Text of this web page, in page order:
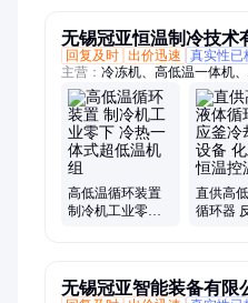
无锡冠亚恒温制冷技术
回复及时 出价迅速 真实性已
主营： 冷冻机、高低温一体机
循环装置、高低温循环一体机
机、温度控制系统tcu、tcu温度
半导体制冷机、热流罩、热流
置、汽车冷却装置、水冷机、
冷机、冷却水循环机、冷却水
高低温循环装置
制冷机工业零下
直供高
循环器
无锡冠亚智能装备有限